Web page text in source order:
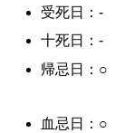
受死日：-
十死日：-
帰忌日：○
血忌日：○